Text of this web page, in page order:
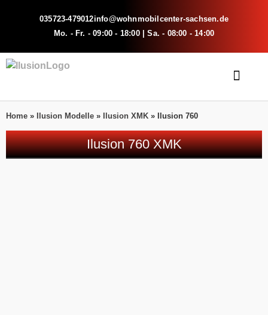
035723-479012info@wohnmobilcenter-sachsen.de
Mo. - Fr. - 09:00 - 18:00 | Sa. - 08:00 - 14:00
Home » Ilusion Modelle » Ilusion XMK » Ilusion 760
Ilusion 760 XMK